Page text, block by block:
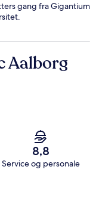
gang fra Gigantium
Aalborg
8,8
Service og personale